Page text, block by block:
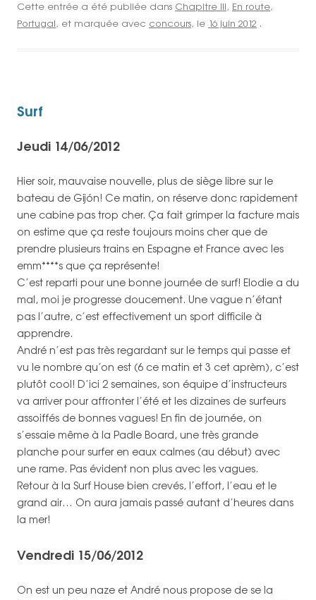
Cette entrée a été publiée dans Chapitre III, En route,
Portugal, et marquée avec concours, le 16 juin 2012 .
Surf
Jeudi 14/06/2012
Hier soir, mauvaise nouvelle, plus de siège libre sur le
bateau de Gijón! Ce matin, on réserve donc rapidement
une cabine pas trop cher. Ça fait grimper la facture mais
on estime que ça reste toujours moins cher que de
prendre plusieurs trains en Espagne et France avec les
emm****s que ça représente!
C’est reparti pour une bonne journée de surf! Elodie a du
mal, moi je progresse doucement. Une vague n’étant
pas l’autre, c’est effectivement un sport difficile à
apprendre.
André n’est pas très regardant sur le temps qui passe et
vu le nombre qu’on est (6 ce matin et 3 cet aprèm), c’est
plutôt cool! D’ici 2 semaines, son équipe d’instructeurs
va arriver pour affronter l’été et les dizaines de surfeurs
assoiffés de bonnes vagues! En fin de journée, on
s’essaie même à la Padle Board, une très grande
planche pour surfer en eaux calmes (au début) avec
une rame. Pas évident non plus avec les vagues.
Retour à la Surf House bien crevés, l’effort, l’eau et le
grand air… On aura jamais passé autant d’heures dans
la mer!
Vendredi 15/06/2012
On est un peu naze et André nous propose de se la